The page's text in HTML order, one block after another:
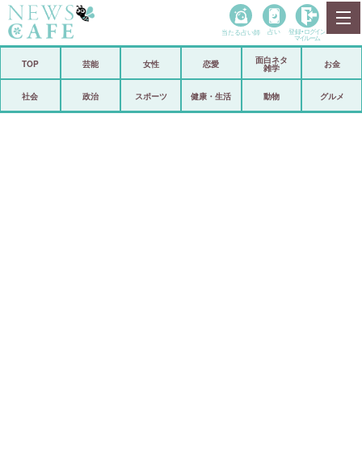
政治
当たる占い師 占い 登録• ログイン
マイルーム
TOP 芸能 女性 恋愛
面白ネタ
雑学
お金
社会 政治 スポーツ 健康・生活 動物 グルメ